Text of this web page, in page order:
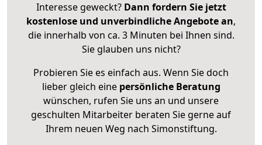
Interesse geweckt? Dann fordern Sie jetzt
kostenlose und unverbindliche Angebote an,
die innerhalb von ca. 3 Minuten bei Ihnen sind.
Sie glauben uns nicht?
Probieren Sie es einfach aus. Wenn Sie doch
lieber gleich eine persönliche Beratung
wünschen, rufen Sie uns an und unsere
geschulten Mitarbeiter beraten Sie gerne auf
Ihrem neuen Weg nach Simonstiftung.